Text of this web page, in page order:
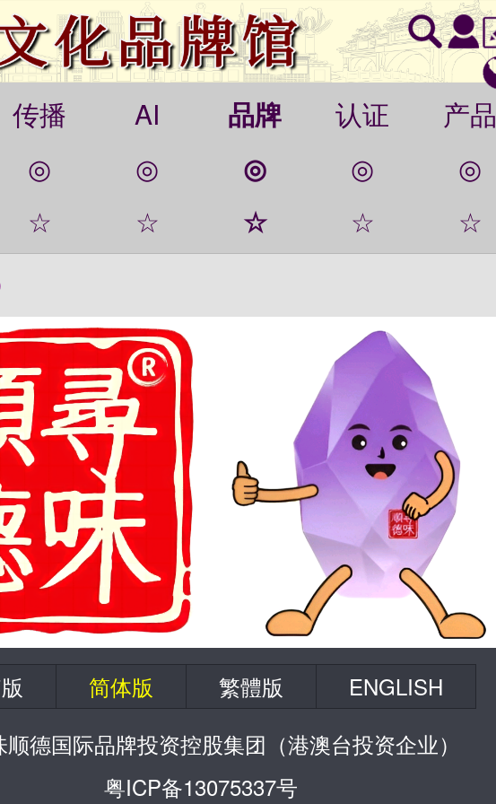
传播 AI 品牌 认证
产品
◎
◎ ◎ ◎
◎
☆
☆ ☆ ☆
☆
简体版 繁體版
ENGLISH
德国际品牌投资控股集团（港澳台投资企业）
粤ICP备13075337号